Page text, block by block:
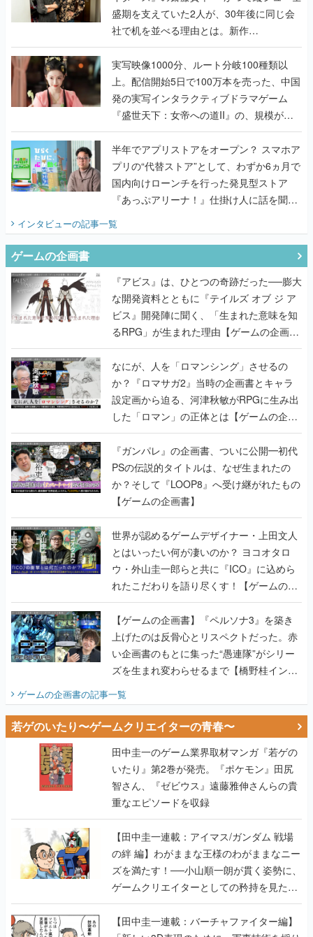
盛期を支えていた2人が、30年後に同じ会
社で机を並べる理由とは。新作
『TATSUJIN EXTREME』で初タッグを組
んだレジェンド2人に訊く開発秘話
実写映像1000分、ルート分岐100種類以
上。配信開始5日で100万本を売った、中国
発の実写インタラクティブドラマゲーム
『盛世天下：女帝への道II』の、規模が違
うこだわりをプロデューサーに聞いた
半年でアプリストアをオープン？ スマホア
プリの“代替ストア”として、わずか6ヵ月で
国内向けローンチを行った発見型ストア
『あっぷアリーナ！』仕掛け人に話を聞い
てみた
インタビューの記事一覧
ゲームの企画書
『アビス』は、ひとつの奇跡だった──膨大
な開発資料とともに『テイルズ オブ ジ ア
ビス』開発陣に聞く、「生まれた意味を知
るRPG」が生まれた理由【ゲームの企画
書】
なにが、人を「ロマンシング」させるの
か？『ロマサガ2』当時の企画書とキャラ
設定画から迫る、河津秋敏がRPGに生み出
した「ロマン」の正体とは【ゲームの企画
書】
『ガンパレ』の企画書、ついに公開━初代
PSの伝説的タイトルは、なぜ生まれたの
か？そして『LOOP8』へ受け継がれたもの
【ゲームの企画書】
世界が認めるゲームデザイナー・上田文人
とはいったい何が凄いのか？ ヨコオタロ
ウ・外山圭一郎らと共に『ICO』に込めら
れたこだわりを語り尽くす！【ゲームの企
画書】
【ゲームの企画書】『ペルソナ3』を築き
上げたのは反骨心とリスペクトだった。赤
い企画書のもとに集った“愚連隊”がシリー
ズを生まれ変わらせるまで【橋野桂インタ
ビュー】
ゲームの企画書の記事一覧
若ゲのいたり〜ゲームクリエイターの青春〜
田中圭一のゲーム業界取材マンガ『若ゲの
いたり』第2巻が発売。『ポケモン』田尻
智さん、『ゼビウス』遠藤雅伸さんらの貴
重なエピソードを収録
【田中圭一連載：アイマス/ガンダム 戦場
の絆 編】わがままな王様のわがままなニー
ズを満たす！──小山順一朗が貫く姿勢に、
ゲームクリエイターとしての矜持を見た
【若ゲのいたり最終回】
【田中圭一連載：バーチャファイター編】